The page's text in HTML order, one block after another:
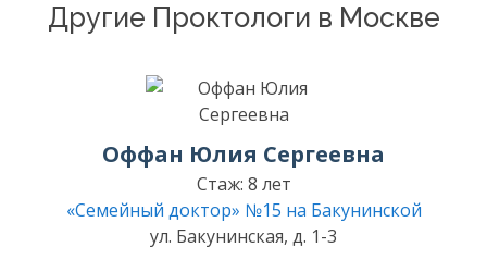
Другие Проктологи в Москве
Оффан Юлия Сергеевна
Стаж: 8 лет
«Семейный доктор» №15 на Бакунинской
ул. Бакунинская, д. 1-3